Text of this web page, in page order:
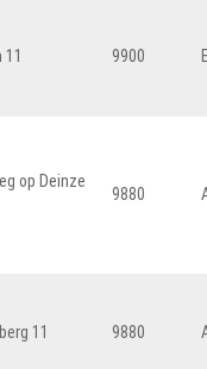
9900
op Deinze
9880
11 9880